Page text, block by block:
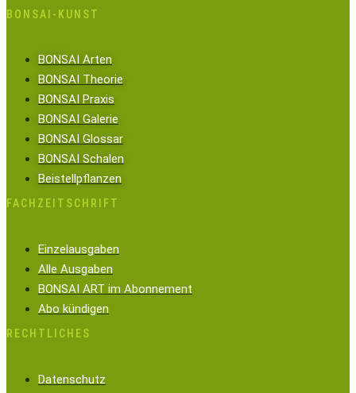
BONSAI-KUNST
BONSAI Arten
BONSAI Theorie
BONSAI Praxis
BONSAI Galerie
BONSAI Glossar
BONSAI Schalen
Beistellpflanzen
FACHZEITSCHRIFT
Einzelausgaben
Alle Ausgaben
BONSAI ART im Abonnement
Abo kündigen
RECHTLICHES
Datenschutz